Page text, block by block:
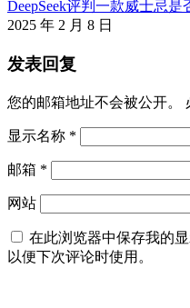
DeepSeek评判一款威士忌是
2025 年 2 月 8 日
发表回复
您的邮箱地址不会被公开。
显示名称 *
邮箱 *
网站
在此浏览器中保存我的
以便下次评论时使用。